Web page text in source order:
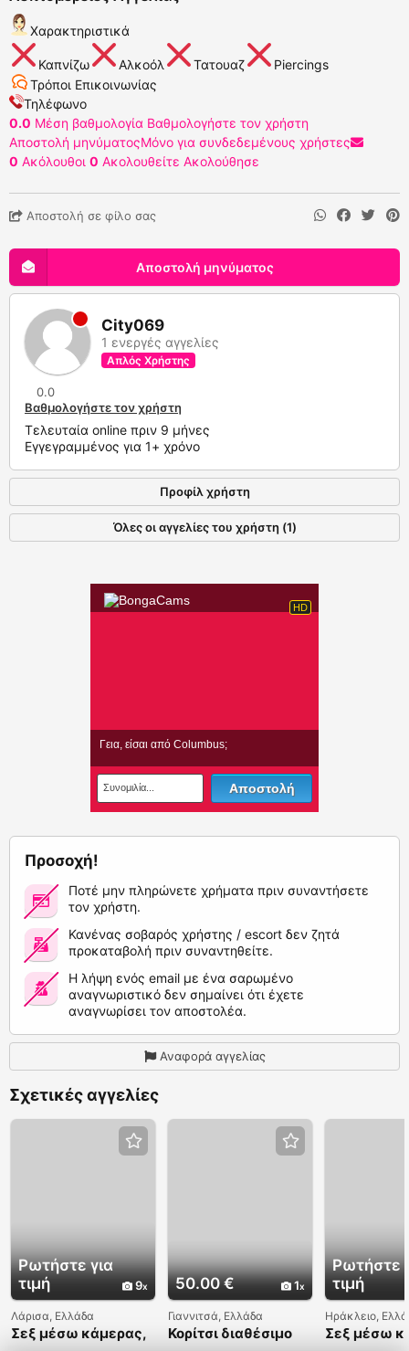
Χαρακτηριστικά
Καπνίζω Αλκοόλ Τατουαζ
Piercings
Τρόποι Επικοινωνίας
Τηλέφωνο
0.0 Μέση βαθμολογία Βαθμολογήστε τον χρήστη
Αποστολή μηνύματοςΜόνο για συνδεδεμένους χρήστες
0 Ακόλουθοι 0 Ακολουθείτε Ακολούθησε
Αποστολή σε φίλο σας
Αποστολή μηνύματος
City069
1 ενεργές αγγελίες
Απλός Χρήστης
0.0
Βαθμολογήστε τον χρήστη
Τελευταία online πριν 9 μήνες
Εγγεγραμμένος για 1+ χρόνο
Προφίλ χρήστη
Όλες οι αγγελίες του χρήστη (1)
Προσοχή!
Ποτέ μην πληρώνετε χρήματα πριν συναντήσετε
τον χρήστη.
Κανένας σοβαρός χρήστης / escort δεν ζητά
προκαταβολή πριν συναντηθείτε.
Η λήψη ενός email με ένα σαρωμένο
αναγνωριστικό δεν σημαίνει ότι έχετε
αναγνωρίσει τον αποστολέα.
Αναφορά αγγελίας
Σχετικές αγγελίες
Ρωτήστε για
τιμή
9
Λάρισα, Ελλάδα
Σεξ μέσω κάμερας,
50.00 € 1
Γιαννιτσά, Ελλάδα
Κορίτσι διαθέσιμο
Ρωτήστε
τιμή
Ηράκλειο,
Σεξ μέσω